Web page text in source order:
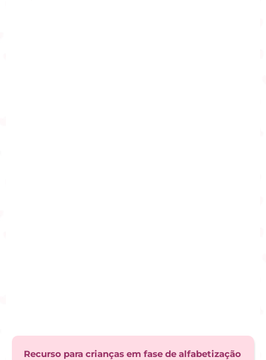
Recurso para crianças em fase de alfabetização